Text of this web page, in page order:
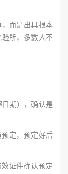
而是出具根本
所，多数人不
期），确认是
定，预定好后
证件确认预定